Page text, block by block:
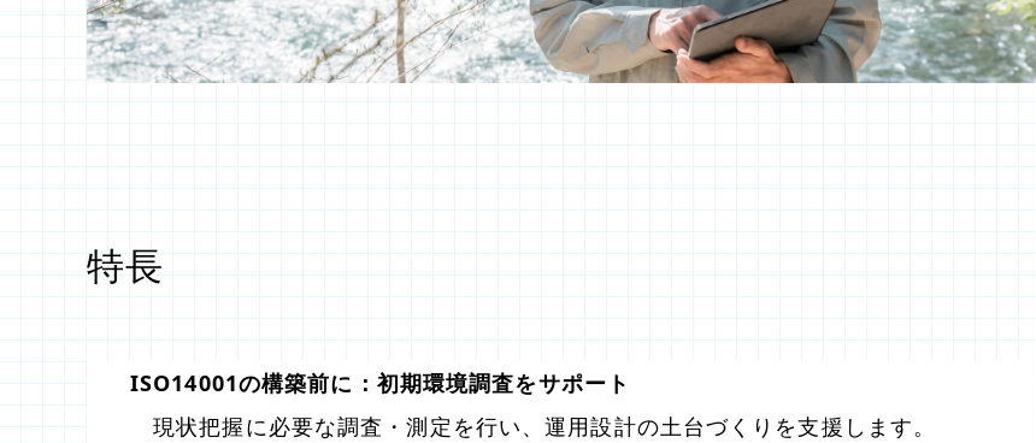
特長
ISO14001の構築前に：初期環境調査をサポート
現状把握に必要な調査・測定を行い、運用設計の土台づくりを支援します。